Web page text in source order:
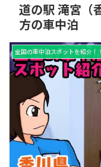
道の駅 滝宮（
方の車中泊
全国の車中泊スポットを紹介！